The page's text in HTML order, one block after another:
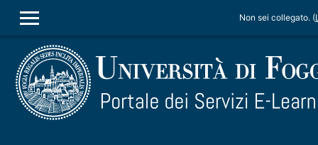
PANNELLO LATERALE
Non sei collegato. (